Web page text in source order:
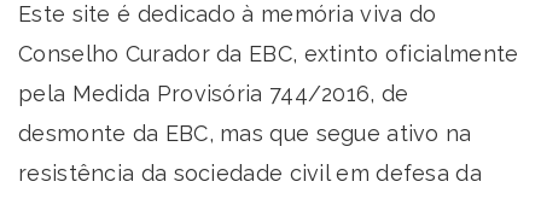
Este site é dedicado à memória viva do
Conselho Curador da EBC, extinto oficialmente
pela Medida Provisória 744/2016, de
desmonte da EBC, mas que segue ativo na
resistência da sociedade civil em defesa da